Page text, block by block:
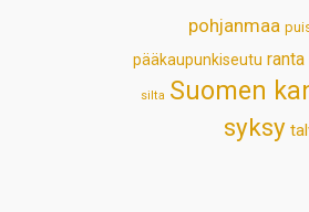
pohjanmaa
pääkaupunkiseutu ranta
silta Suomen
syksy